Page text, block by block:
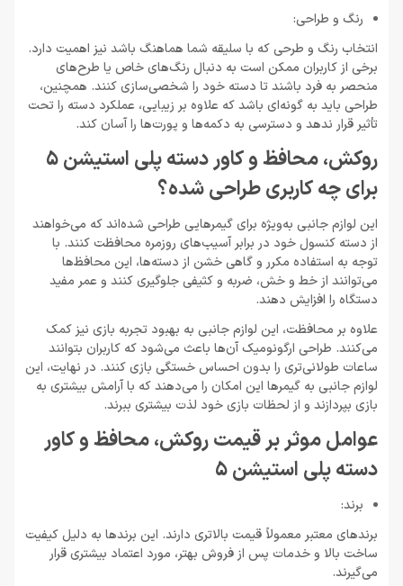
رنگ و طراحی:
انتخاب رنگ و طرحی که با سلیقه شما هماهنگ باشد نیز اهمیت دارد.
برخی از کاربران ممکن است به دنبال رنگ‌های خاص یا طرح‌های
منحصر به فرد باشند تا دسته خود را شخصی‌سازی کنند. همچنین،
طراحی باید به گونه‌ای باشد که علاوه بر زیبایی، عملکرد دسته را تحت
تأثیر قرار ندهد و دسترسی به دکمه‌ها و پورت‌ها را آسان کند.
روکش، محافظ و کاور دسته پلی استیشن 5
برای چه کاربری طراحی شده؟
این لوازم جانبی به‌ویژه برای گیمرهایی طراحی شده‌اند که می‌خواهند
از دسته کنسول خود در برابر آسیب‌های روزمره محافظت کنند. با
توجه به استفاده مکرر و گاهی خشن از دسته‌ها، این محافظ‌ها
می‌توانند از خط و خش، ضربه و کثیفی جلوگیری کنند و عمر مفید
دستگاه را افزایش دهند.
علاوه بر محافظت، این لوازم جانبی به بهبود تجربه بازی نیز کمک
می‌کنند. طراحی ارگونومیک آن‌ها باعث می‌شود که کاربران بتوانند
ساعات طولانی‌تری را بدون احساس خستگی بازی کنند. در نهایت، این
لوازم جانبی به گیمرها این امکان را می‌دهند که با آرامش بیشتری به
بازی بپردازند و از لحظات بازی خود لذت بیشتری ببرند.
عوامل موثر بر قیمت روکش، محافظ و کاور
دسته پلی استیشن 5
برند:
برندهای معتبر معمولاً قیمت بالاتری دارند. این برندها به دلیل کیفیت
ساخت بالا و خدمات پس از فروش بهتر، مورد اعتماد بیشتری قرار
می‌گیرند.